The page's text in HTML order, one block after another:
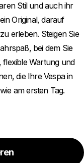
Stil und auch ihr
Original, darauf
erleben. Steigen Sie
bei dem Sie
flexible Wartung und
die Ihre Vespa in
am ersten Tag.